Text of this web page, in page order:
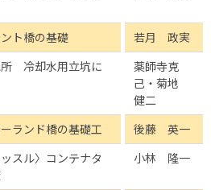
ト橋の基礎
若月 政実
所 冷却水用立坑に
薬師寺克
己・菊地
健二
ランド橋の基礎工
後藤 英一
スル〉コンテナタ
小林 隆一